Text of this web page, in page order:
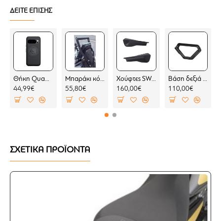
Κατασκευασμένοι από αλουμίνιο και βαμμένοι με
Κατάλληλοι για μοτοσυκλέτες με τιμόνι
διαμέτρου 28 χιλ.
Εύκολη εγκατάσταση
ΔΕΙΤΕ ΕΠΙΣΗΣ
Θήκη Quad Lock MAG Google Pixel 10 Pro (μαγνητική)
44,99€
Μπαράκι κόκπιτ KOVE 800 X PRO
55,80€
Χούφτες SW-Motech Sport BMW F 450 GS (2 σημεία στήριξης)
160,00€
Βάση δεξιά για σαμάρια SW-Motech V-LOC BMW F 450 GS (για BMW σχάρα)
110,00€
ΣΧΕΤΙΚΑ ΠΡΟΪΟΝΤΑ